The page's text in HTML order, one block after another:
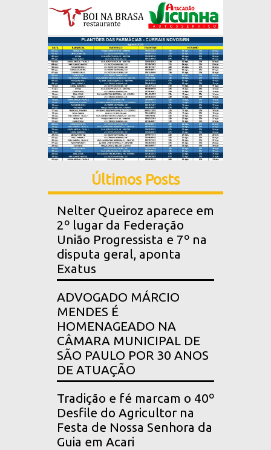
Últimos Posts
Nelter Queiroz aparece em
2º lugar da Federação
União Progressista e 7º na
disputa geral, aponta
Exatus
ADVOGADO MÁRCIO
MENDES É
HOMENAGEADO NA
CÂMARA MUNICIPAL DE
SÃO PAULO POR 30 ANOS
DE ATUAÇÃO
Tradição e fé marcam o 40º
Desfile do Agricultor na
Festa de Nossa Senhora da
Guia em Acari